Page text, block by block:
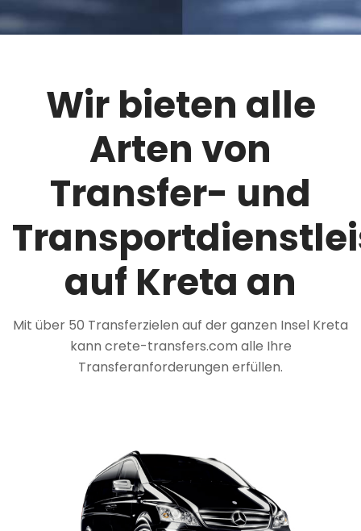
Wir bieten alle
Arten von
Transfer- und
auf Kreta an
Mit über 50 Transferzielen auf der ganzen Insel Kreta
kann crete-transfers.com alle Ihre
Transferanforderungen erfüllen.